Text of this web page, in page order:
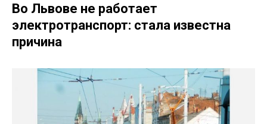
Во Львове не работает
электротранспорт: стала известна
причина